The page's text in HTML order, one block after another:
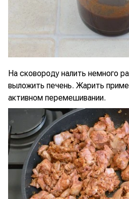
На сковороду налить немного
выложить печень. Жарить
активном перемешивании.